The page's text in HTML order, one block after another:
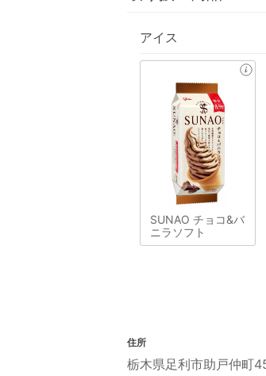
アイス
SUNAO チョコ&バ
ニラソフト
住所
栃木県足利市助戸仲町